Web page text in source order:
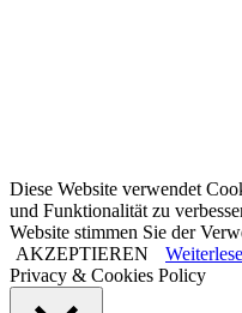
Diese Website verwendet
und Funktionalität zu
Website stimmen Sie der
AKZEPTIEREN
Privacy & Cookies Policy